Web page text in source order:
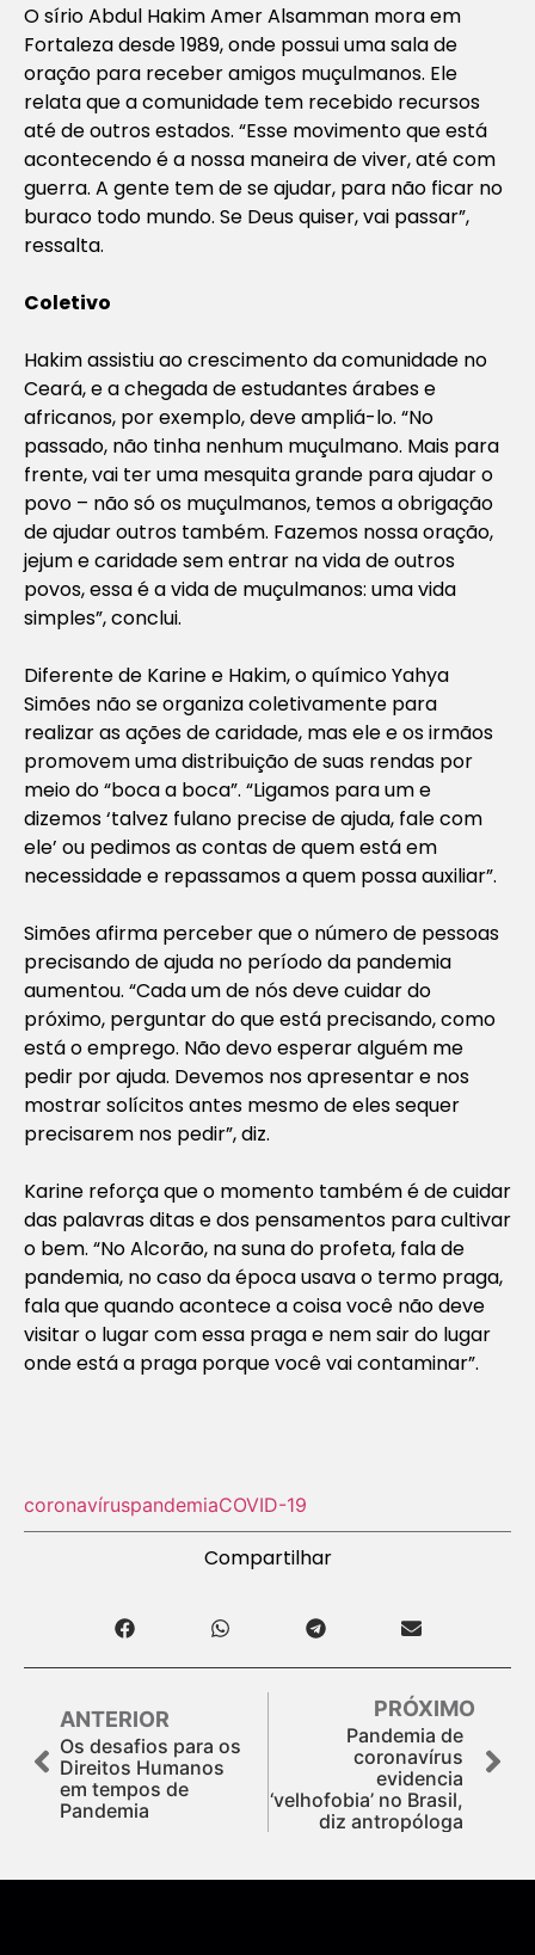
O sírio Abdul Hakim Amer Alsamman mora em
Fortaleza desde 1989, onde possui uma sala de
oração para receber amigos muçulmanos. Ele
relata que a comunidade tem recebido recursos
até de outros estados. “Esse movimento que está
acontecendo é a nossa maneira de viver, até com
guerra. A gente tem de se ajudar, para não ficar no
buraco todo mundo. Se Deus quiser, vai passar”,
ressalta.
Coletivo
Hakim assistiu ao crescimento da comunidade no
Ceará, e a chegada de estudantes árabes e
africanos, por exemplo, deve ampliá-lo. “No
passado, não tinha nenhum muçulmano. Mais para
frente, vai ter uma mesquita grande para ajudar o
povo – não só os muçulmanos, temos a obrigação
de ajudar outros também. Fazemos nossa oração,
jejum e caridade sem entrar na vida de outros
povos, essa é a vida de muçulmanos: uma vida
simples”, conclui.
Diferente de Karine e Hakim, o químico Yahya
Simões não se organiza coletivamente para
realizar as ações de caridade, mas ele e os irmãos
promovem uma distribuição de suas rendas por
meio do “boca a boca”. “Ligamos para um e
dizemos ‘talvez fulano precise de ajuda, fale com
ele’ ou pedimos as contas de quem está em
necessidade e repassamos a quem possa auxiliar”.
Simões afirma perceber que o número de pessoas
precisando de ajuda no período da pandemia
aumentou. “Cada um de nós deve cuidar do
próximo, perguntar do que está precisando, como
está o emprego. Não devo esperar alguém me
pedir por ajuda. Devemos nos apresentar e nos
mostrar solícitos antes mesmo de eles sequer
precisarem nos pedir”, diz.
Karine reforça que o momento também é de cuidar
das palavras ditas e dos pensamentos para cultivar
o bem. “No Alcorão, na suna do profeta, fala de
pandemia, no caso da época usava o termo praga,
fala que quando acontece a coisa você não deve
visitar o lugar com essa praga e nem sair do lugar
onde está a praga porque você vai contaminar”.
coronavíruspandemiaCOVID-19
Compartilhar
ANTERIOR
Os desafios para os
Direitos Humanos
em tempos de
Pandemia
PRÓXIMO
Pandemia de
coronavírus
evidencia
‘velhofobia’ no Brasil,
diz antropóloga